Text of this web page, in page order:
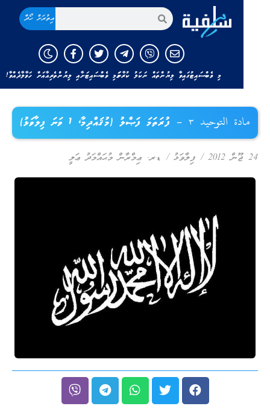
އިތުރަށް ހޯދާ
މި ވެބްސައިޓުގައިވާ ލިޔުންތައް ނަކަލު ކުރާނަމަ މި ވެބްސައިޓަށާއި ލިޔުންތެރިއާއަށް ހަވާލާދެއްވާ!
مادة التوحيد ٣ – ފުރަތަމަ ފަޞްލު (މުޤައްދިމާ، 1 ވަނަ ފިލާވަޅު)
/ ފިލާވަޅު /ޑރ. ޢިމްރާން މުޙައްމަދު ޢަލީ